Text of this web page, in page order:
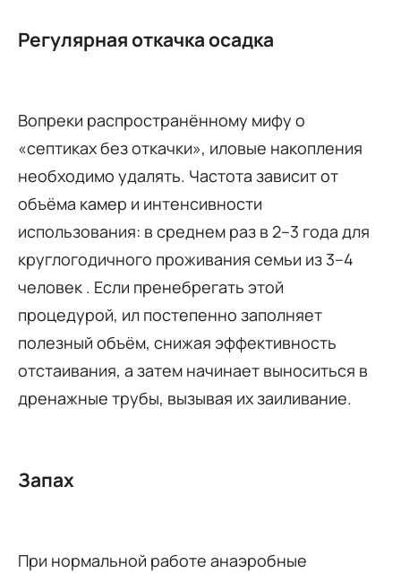
Регулярная откачка осадка
Вопреки распространённому мифу о
«септиках без откачки», иловые накопления
необходимо удалять. Частота зависит от
объёма камер и интенсивности
использования: в среднем раз в 2–3 года для
круглогодичного проживания семьи из 3–4
человек . Если пренебрегать этой
процедурой, ил постепенно заполняет
полезный объём, снижая эффективность
отстаивания, а затем начинает выноситься в
дренажные трубы, вызывая их заиливание.
Запах
При нормальной работе анаэробные